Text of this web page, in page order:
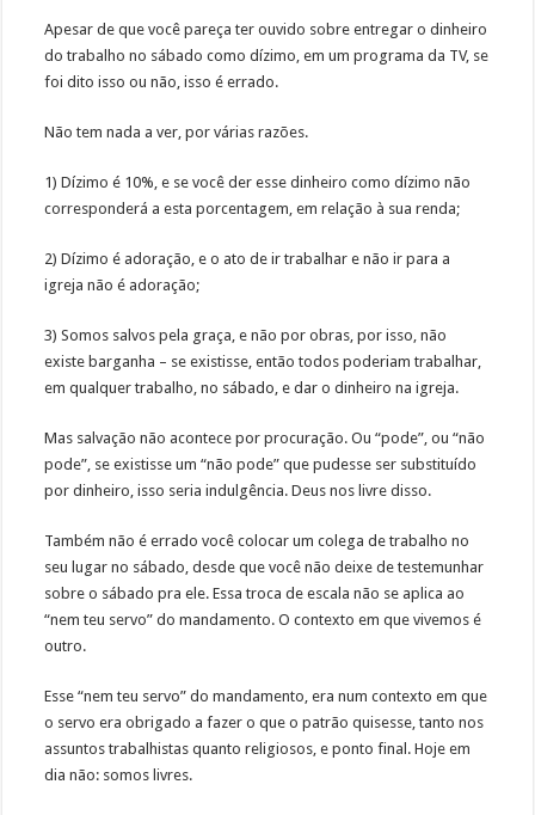
Apesar de que você pareça ter ouvido sobre entregar o dinheiro
do trabalho no sábado como dízimo, em um programa da TV, se
foi dito isso ou não, isso é errado.
Não tem nada a ver, por várias razões.
1) Dízimo é 10%, e se você der esse dinheiro como dízimo não
corresponderá a esta porcentagem, em relação à sua renda;
2) Dízimo é adoração, e o ato de ir trabalhar e não ir para a
igreja não é adoração;
3) Somos salvos pela graça, e não por obras, por isso, não
existe barganha – se existisse, então todos poderiam trabalhar,
em qualquer trabalho, no sábado, e dar o dinheiro na igreja.
Mas salvação não acontece por procuração. Ou “pode”, ou “não
pode”, se existisse um “não pode” que pudesse ser substituído
por dinheiro, isso seria indulgência. Deus nos livre disso.
Também não é errado você colocar um colega de trabalho no
seu lugar no sábado, desde que você não deixe de testemunhar
sobre o sábado pra ele. Essa troca de escala não se aplica ao
“nem teu servo” do mandamento. O contexto em que vivemos é
outro.
Esse “nem teu servo” do mandamento, era num contexto em que
o servo era obrigado a fazer o que o patrão quisesse, tanto nos
assuntos trabalhistas quanto religiosos, e ponto final. Hoje em
dia não: somos livres.